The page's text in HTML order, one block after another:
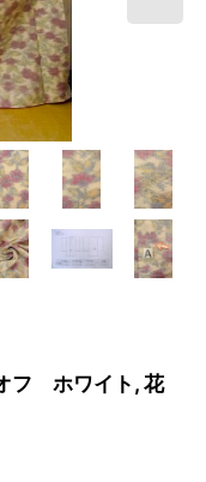
フ ホワイト, 花